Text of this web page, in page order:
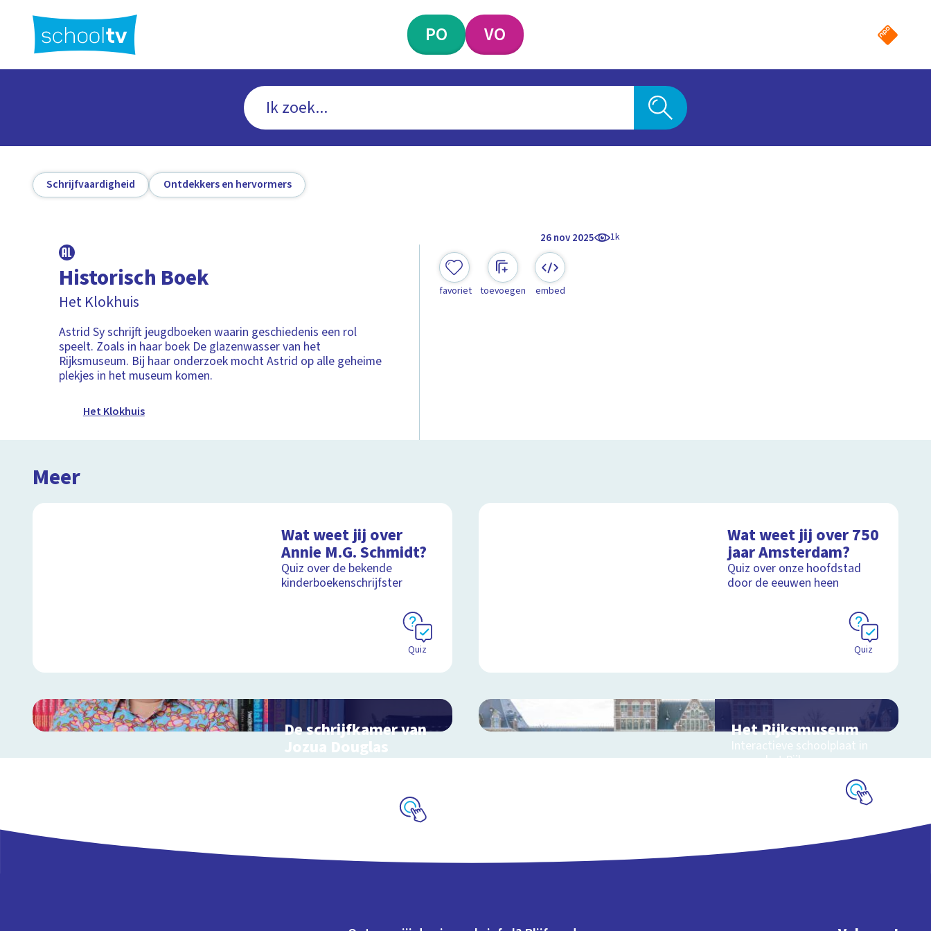
hoofdinhoud
PO VO
Schrijfvaardigheid Ontdekkers en hervormers
26 nov 2025 1k
Historisch Boek
Het Klokhuis
Astrid Sy schrijft jeugdboeken waarin geschiedenis een rol
speelt. Zoals in haar boek De glazenwasser van het
Rijksmuseum. Bij haar onderzoek mocht Astrid op alle geheime
plekjes in het museum komen.
Het Klokhuis
favoriet toevoegen embed
Meer
Wat weet jij over
Annie M.G. Schmidt?
Quiz over de bekende
kinderboekenschrijfster
Quiz
Wat weet jij over 750
jaar Amsterdam?
Quiz over onze hoofdstad
door de eeuwen heen
Quiz
De schrijfkamer van
Jozua Douglas
Interactieve schoolplaat bij
Het Rijksmuseum
Interactieve schoolplaat in
en om het Rijksmuseum